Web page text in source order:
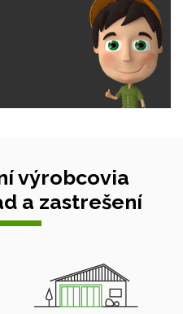
výrobcovia
a zastrešení